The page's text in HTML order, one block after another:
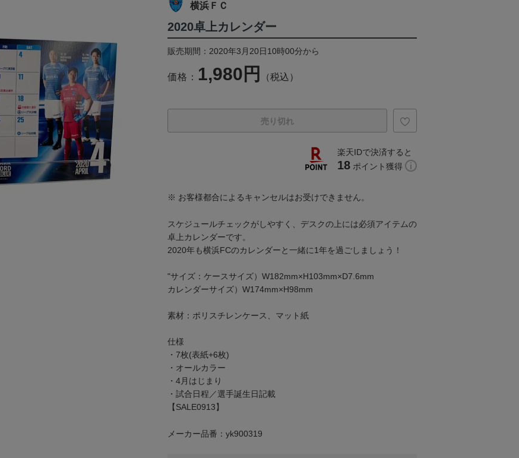
横浜ＦＣ
2020卓上カレンダー
販売期間：2020年3月20日10時00分から
価格： 1,980円 （税込）
売り切れ
楽天IDで決済すると
18 ポイント獲得
※ お客様都合によるキャンセルはお受けできません。
スケジュールチェックがしやすく、デスクの上には必須アイテムの
卓上カレンダーです。
2020年も横浜FCのカレンダーと一緒に1年を過ごしましょう！
"サイズ：ケースサイズ）W182mm×H103mm×D7.6mm
カレンダーサイズ）W174mm×H98mm
素材：ポリスチレンケース、マット紙
仕様
・7枚(表紙+6枚)
・オールカラー
・4月はじまり
・試合日程／選手誕生日記載
【SALE0913】
メーカー品番：yk900319